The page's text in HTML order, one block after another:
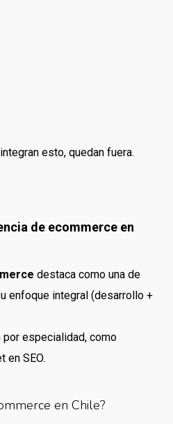
esto, quedan fuera.
de ecommerce en
destaca como una de
enfoque integral (desarrollo +
especialidad, como
en SEO.
en Chile?